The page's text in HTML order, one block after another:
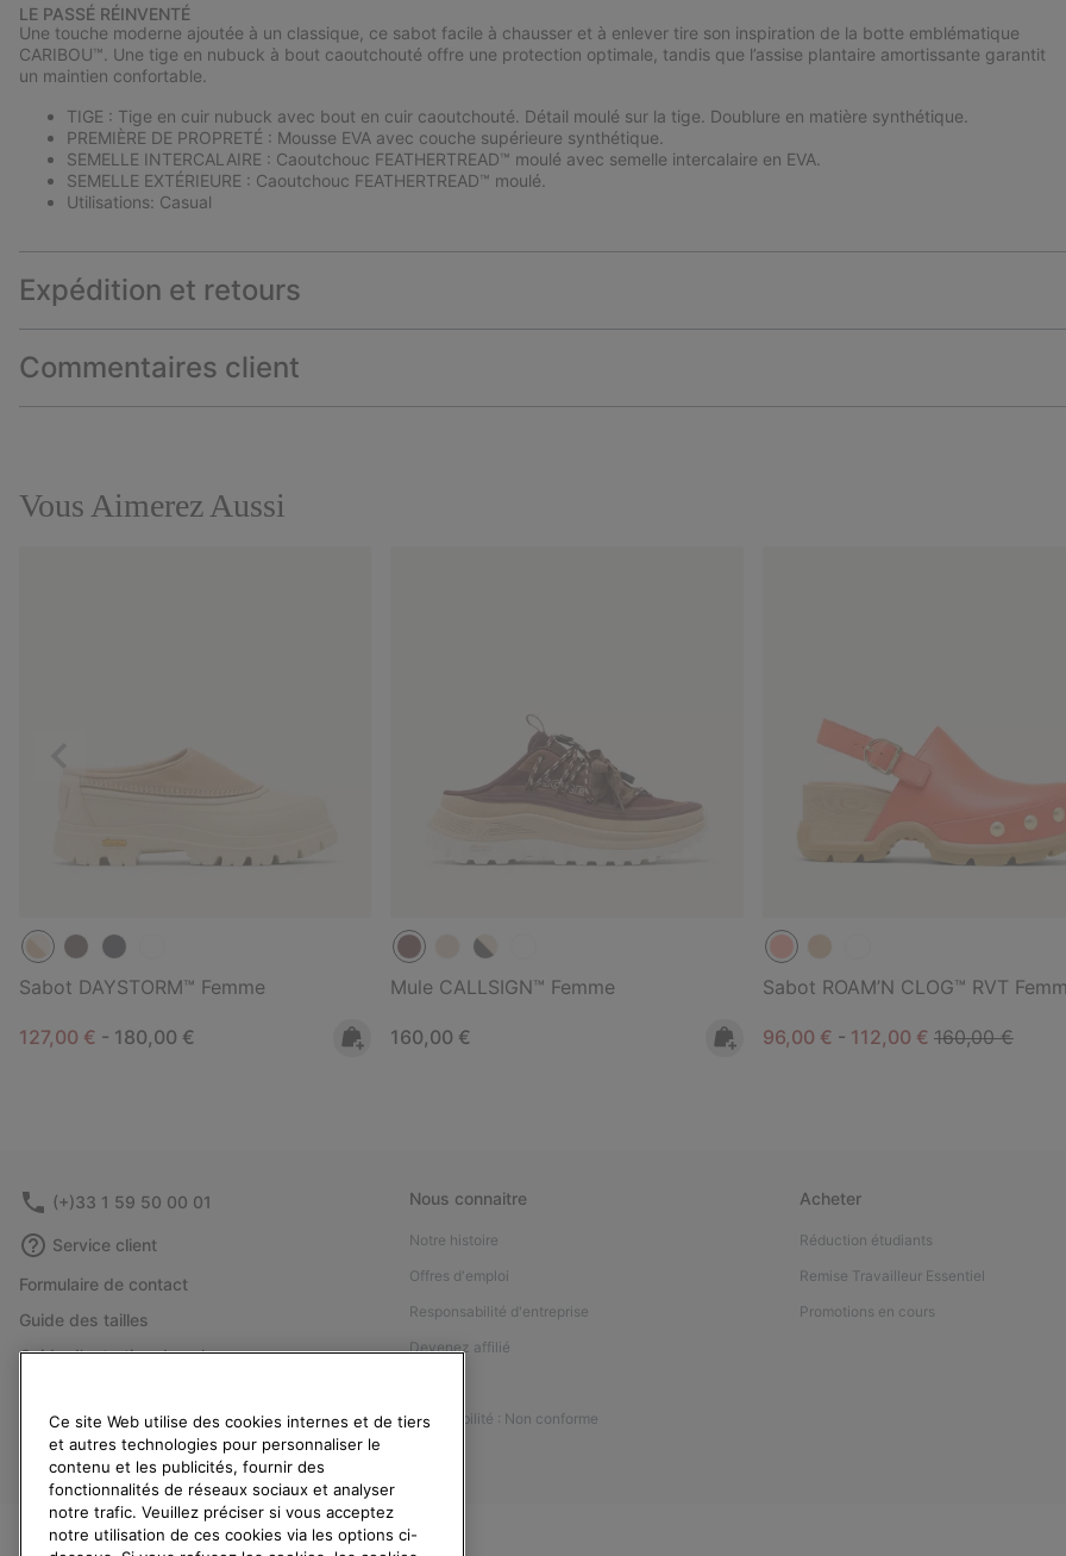
LE PASSÉ RÉINVENTÉ
Une touche moderne ajoutée à un classique, ce sabot facile à chausser et à enlever tire son inspiration de la botte emblématique
CARIBOU™. Une tige en nubuck à bout caoutchouté offre une protection optimale, tandis que l’assise plantaire amortissante garantit
un maintien confortable.
TIGE : Tige en cuir nubuck avec bout en cuir caoutchouté. Détail moulé sur la tige. Doublure en matière synthétique.
PREMIÈRE DE PROPRETÉ : Mousse EVA avec couche supérieure synthétique.
SEMELLE INTERCALAIRE : Caoutchouc FEATHERTREAD™ moulé avec semelle intercalaire en EVA.
SEMELLE EXTÉRIEURE : Caoutchouc FEATHERTREAD™ moulé.
Utilisations: Casual
Expédition et retours
Commentaires client
Vous Aimerez Aussi
Sabot DAYSTORM™ Femme
Minimum sale price:
127,00 € - Maximum price:
180,00 €
Mule CALLSIGN™ Femme
Regular price:
160,00 €
Sabot ROAM’N CLOG™ RVT
Minimum sale price:
96,00 € - Maximum sale price:
112,00 € Regular price:
160,00 €
(+)33 1 59 50 00 01
Service client
Formulaire de contact
Guide des tailles
Guide d'entretien des chaussures
Rétractation
Statut de la commande
Livraison
Paiement
Nous connaitre
Notre histoire
Offres d'emploi
Responsabilité d'entreprise
Devenez affilié
Accessibilité : Non conforme
Acheter
Réduction étudiants
Remise Travailleur Essentiel
Promotions en cours
Ce site Web utilise des cookies internes et de tiers
et autres technologies pour personnaliser le
contenu et les publicités, fournir des
fonctionnalités de réseaux sociaux et analyser
notre trafic. Veuillez préciser si vous acceptez
notre utilisation de ces cookies via les options ci-